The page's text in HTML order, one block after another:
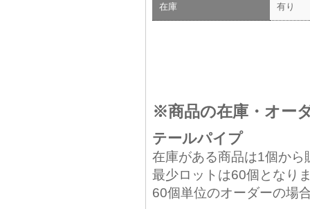
在庫 有り
※商品の在庫・オー
テールパイプ
在庫がある商品は1個か
最少ロットは60個となり
60個単位のオーダーの場